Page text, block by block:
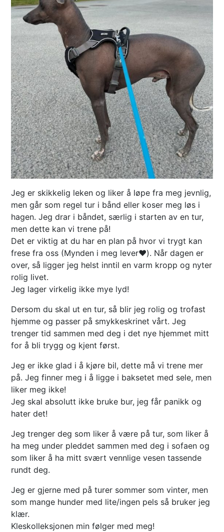
Jeg er skikkelig leken og liker å løpe fra meg jevnlig,
men går som regel tur i bånd eller koser meg løs i
hagen. Jeg drar i båndet, særlig i starten av en tur,
men dette kan vi trene på!
Det er viktig at du har en plan på hvor vi trygt kan
frese fra oss (Mynden i meg lever❤️). Når dagen er
over, så ligger jeg helst inntil en varm kropp og nyter
rolig livet.
Jeg lager virkelig ikke mye lyd!
Dersom du skal ut en tur, så blir jeg rolig og trofast
hjemme og passer på smykkeskrinet vårt. Jeg
trenger tid sammen med deg i det nye hjemmet mitt
for å bli trygg og kjent først.
Jeg er ikke glad i å kjøre bil, dette må vi trene mer
på. Jeg finner meg i å ligge i baksetet med sele, men
liker meg ikke!
Jeg skal absolutt ikke bruke bur, jeg får panikk og
hater det!
Jeg trenger deg som liker å være på tur, som liker å
ha meg under pleddet sammen med deg i sofaen og
som liker å ha mitt svært vennlige vesen tassende
rundt deg.
Jeg er gjerne med på turer sommer som vinter, men
som mange hunder med lite/ingen pels så bruker jeg
klær.
Kleskolleksjonen min følger med meg!